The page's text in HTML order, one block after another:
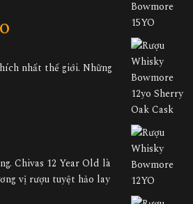
nhất thế giới. Những
Chivas 12 Year Old là
vị rượu tuyệt hảo lay